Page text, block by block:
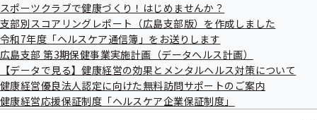
スポーツクラブで健康づくり！はじめませんか？
支部別スコアリングレポート（広島支部版）を作成しました
令和7年度「ヘルスケア通信簿」をお送りします
広島支部 第3期保健事業実施計画（データヘルス計画）
【データで見る】健康経営の効果とメンタルヘルス対策について
健康経営優良法人認定に向けた無料訪問サポートのご案内
健康経営応援保証制度「ヘルスケア企業保証制度」
参考資料1 協会けんぽ（医療分）の2023年度決算を足
元とした収支見通し（2024年9月試算）について
参考資料2 広島支部スコアリングレポート2023
参考資料3 第3期保健事業実施計画（データヘルス計
画）